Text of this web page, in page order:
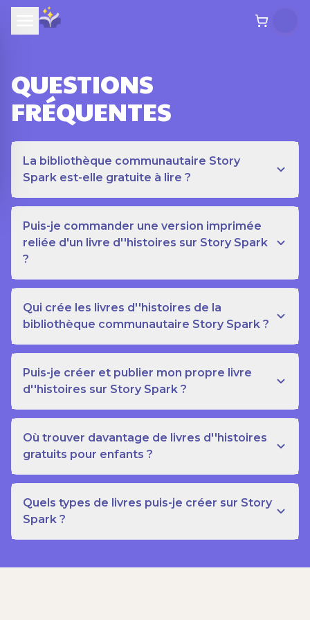
QUESTIONS
FRÉQUENTES
La bibliothèque communautaire Story
Spark est-elle gratuite à lire ?
Puis-je commander une version imprimée
reliée d'un livre d''histoires sur Story Spark
?
Qui crée les livres d''histoires de la
bibliothèque communautaire Story Spark ?
Puis-je créer et publier mon propre livre
d''histoires sur Story Spark ?
Où trouver davantage de livres d''histoires
gratuits pour enfants ?
Quels types de livres puis-je créer sur Story
Spark ?